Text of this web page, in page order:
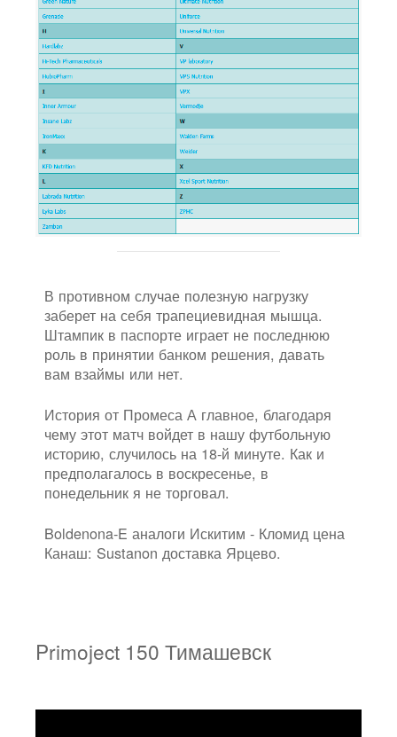
В противном случае полезную нагрузку
заберет на себя трапециевидная мышца.
Штампик в паспорте играет не последнюю
роль в принятии банком решения, давать
вам взаймы или нет.
История от Промеса А главное, благодаря
чему этот матч войдет в нашу футбольную
историю, случилось на 18-й минуте. Как и
предполагалось в воскресенье, в
понедельник я не торговал.
Boldenona-E аналоги Искитим - Кломид цена
Канаш: Sustanon доставка Ярцево.
Primoject 150 Тимашевск